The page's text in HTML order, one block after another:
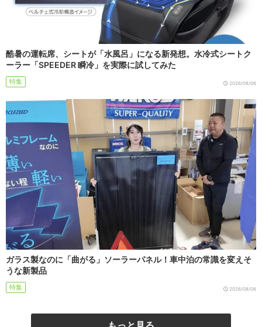
酷暑の運転席、シートが「水風呂」になる新発想。水冷式シートク
ーラー「SPEEDER 瞬冷」を実際に試してみた
特集 2026/08/06
ガラス製なのに「曲がる」ソーラーパネル！車中泊の常識を変えそ
うな新製品
特集 2026/08/06